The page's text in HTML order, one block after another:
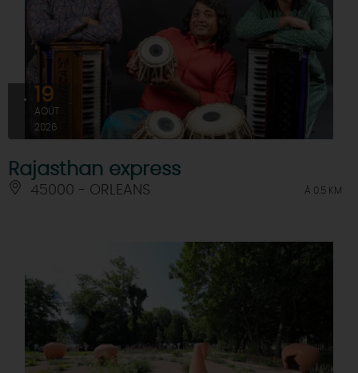
19
AOÛT
2026
Rajasthan express
45000 - ORLEANS À 0.5 KM